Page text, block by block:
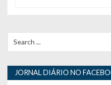
o
d
e
for:
JORNAL DIÁRIO NO